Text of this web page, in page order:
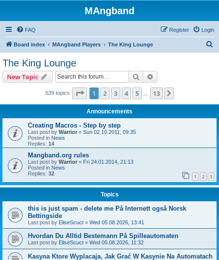
MAngband
FAQ Login
Register
Board index MAngband Players The King Lounge
The King Lounge
New Topic Search
639 topics Page 1of 13
1 2 3 4 5 13
Announcements
Creating Macros - Step by step
Last post by Warrior « Sun 02.10.2011, 09:35
Posted in News
Replies: 14
Mangband.org rules
Last post by Warrior « Fri 24.01.2014, 21:13
Posted in News
Replies: 32 1 2 3
Topics
this is just spam - delete me På Internett også Norsk
Bettingside
Last post by EliseScuct « Wed 05.08.2026, 13:41
Hvordan Du Alltid Bestemann På Spilleautomaten
Last post by EliseScuct « Wed 05.08.2026, 11:32
Kasyna Ktore Wyplacaja, Jak Grać W Kasynie Na Automatach